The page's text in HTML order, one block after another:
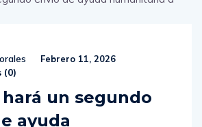
Febrero 11, 2026
(0)
un segundo
ayuda